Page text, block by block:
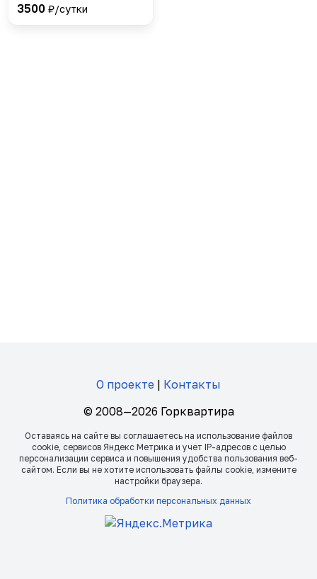
3500 ₽/сутки
О проекте | Контакты
© 2008—2026 Горквартира
Оставаясь на сайте вы соглашаетесь на использование файлов
сookie, сервисов Яндекс Метрика и учет IP-адресов с целью
персонализации сервиса и повышения удобства пользования веб-
сайтом. Если вы не хотите использовать файлы сookie, измените
настройки браузера.
Политика обработки персональных данных